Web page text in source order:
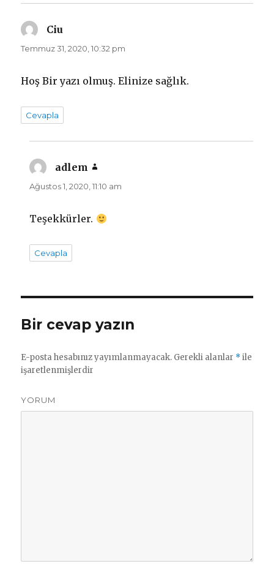
Ciu
ki:
Temmuz 31, 2020, 10:32 pm
Hoş Bir yazı olmuş. Elinize sağlık.
Cevapla
adlem
ki:
Ağustos 1, 2020, 11:10 am
Teşekkürler.
Cevapla
Bir cevap yazın
E-posta hesabınız yayımlanmayacak. Gerekli alanlar *ile
işaretlenmişlerdir
YORUM